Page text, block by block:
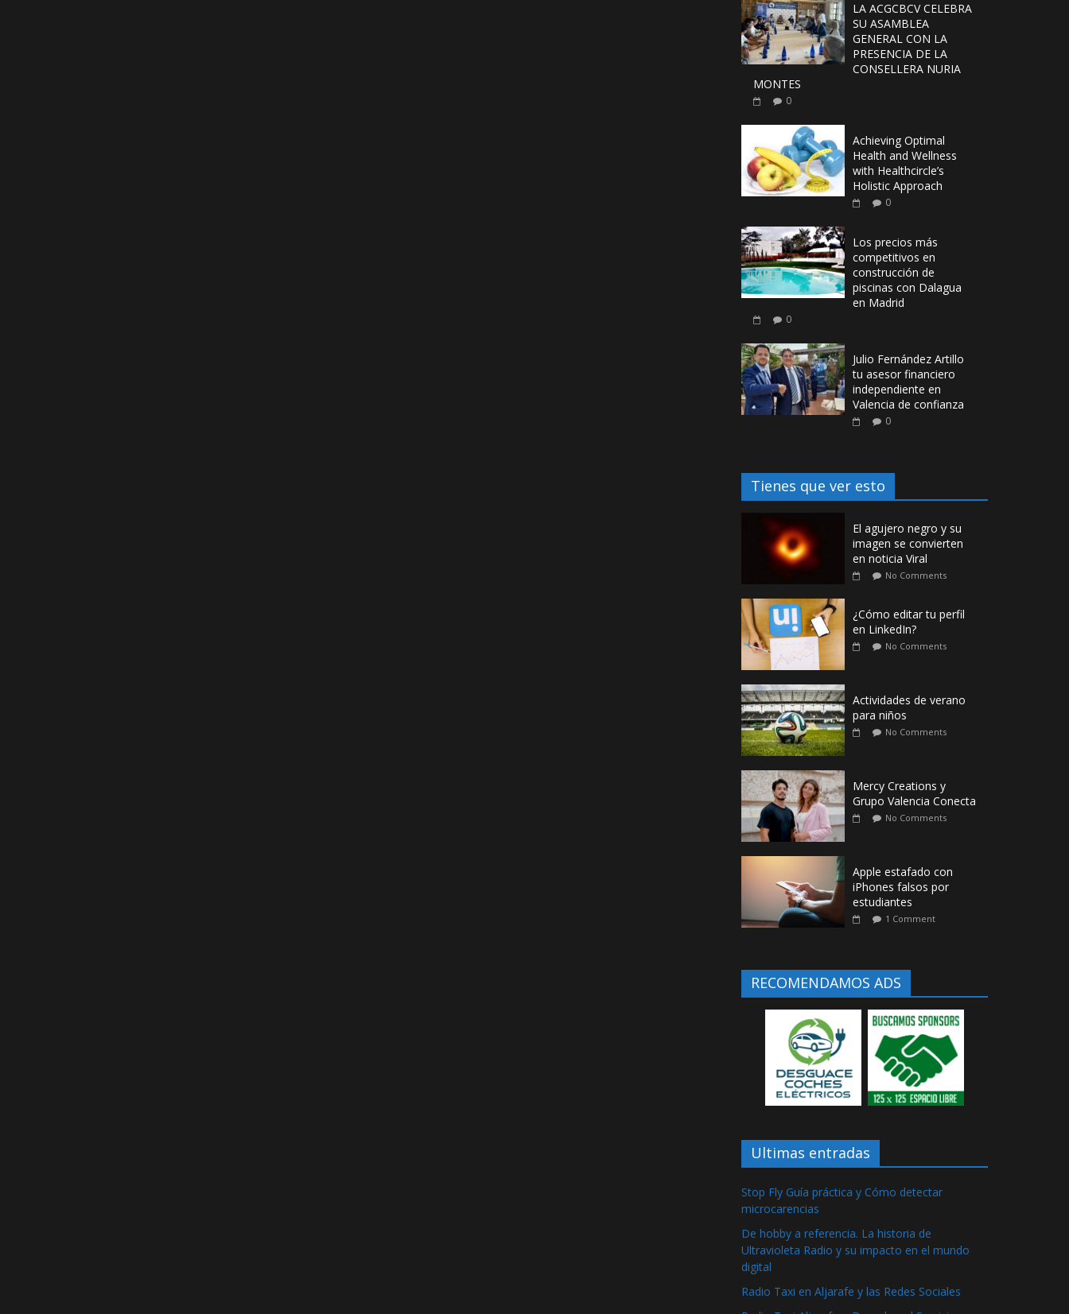
LA ACGCBCV CELEBRA
SU ASAMBLEA
GENERAL CON LA
PRESENCIA DE LA
CONSELLERA NURIA
MONTES
0
Achieving Optimal
Health and Wellness
with Healthcircle’s
Holistic Approach
0
Los precios más
competitivos en
construcción de
piscinas con Dalagua
en Madrid
0
Julio Fernández Artillo
tu asesor financiero
independiente en
Valencia de confianza
0
Tienes que ver esto
El agujero negro y su
imagen se convierten
en noticia Viral
No Comments
¿Cómo editar tu perfil
en LinkedIn?
No Comments
Actividades de verano
para niños
No Comments
Mercy Creations y
Grupo Valencia Conecta
No Comments
Apple estafado con
iPhones falsos por
estudiantes
1 Comment
RECOMENDAMOS ADS
Ultimas entradas
Stop Fly Guía práctica y Cómo detectar
microcarencias
De hobby a referencia. La historia de
Ultravioleta Radio y su impacto en el mundo
digital
Radio Taxi en Aljarafe y las Redes Sociales